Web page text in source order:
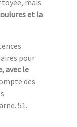
mais
et la
pour
avec le
des
51.